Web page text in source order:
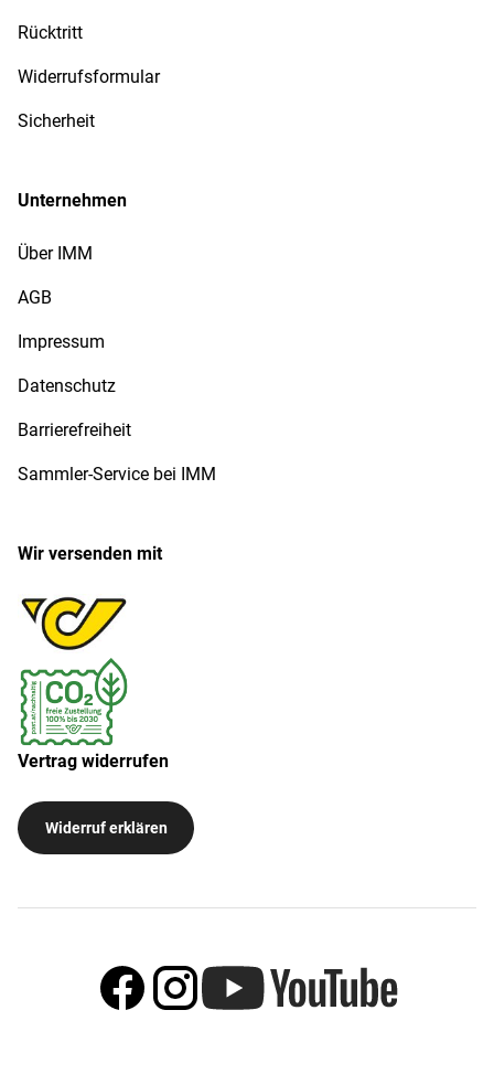
Rücktritt
Widerrufsformular
Sicherheit
Unternehmen
Über IMM
AGB
Impressum
Datenschutz
Barrierefreiheit
Sammler-Service bei IMM
Wir versenden mit
Vertrag widerrufen
Widerruf erklären